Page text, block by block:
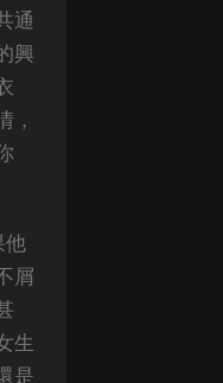
通
興
，
他
屑
生
是